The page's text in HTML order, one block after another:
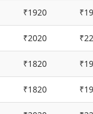
₹1920
₹2020
₹1820
₹1820